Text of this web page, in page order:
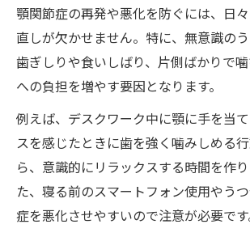
顎関節症の再発や悪化を防ぐには、日
直しが欠かせません。特に、無意識の
歯ぎしりや食いしばり、片側ばかりで
への負担を増やす要因となります。
例えば、デスクワーク中に顎に手を当
スを感じたときに歯を強く噛みしめる
ら、意識的にリラックスする時間を作
た、寝る前のスマートフォン使用やう
症を悪化させやすいので注意が必要です